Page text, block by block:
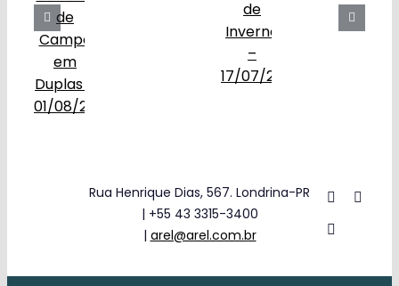
Rua Henrique Dias, 567. Londrina-PR
| +55 43 3315-3400
| arel@arel.com.br